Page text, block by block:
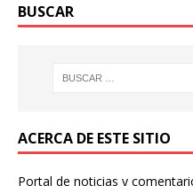
BUSCAR
ACERCA DE ESTE SITIO
Portal de noticias y